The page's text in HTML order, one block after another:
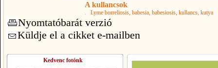
A kullancsok
. Lyme borreliosis, babesia, babesiosis, kullancs, kutya
Nyomtatóbarát verzió
Küldje el a cikket e-mailben
Kedvenc fotónk